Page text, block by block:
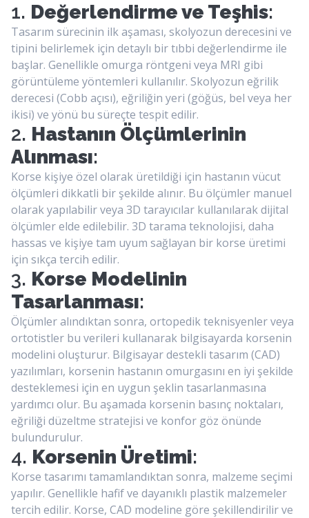
1. Değerlendirme ve Teşhis:
Tasarım sürecinin ilk aşaması, skolyozun derecesini ve
tipini belirlemek için detaylı bir tıbbi değerlendirme ile
başlar. Genellikle omurga röntgeni veya MRI gibi
görüntüleme yöntemleri kullanılır. Skolyozun eğrilik
derecesi (Cobb açısı), eğriliğin yeri (göğüs, bel veya her
ikisi) ve yönü bu süreçte tespit edilir.
2. Hastanın Ölçümlerinin
Alınması:
Korse kişiye özel olarak üretildiği için hastanın vücut
ölçümleri dikkatli bir şekilde alınır. Bu ölçümler manuel
olarak yapılabilir veya 3D tarayıcılar kullanılarak dijital
ölçümler elde edilebilir. 3D tarama teknolojisi, daha
hassas ve kişiye tam uyum sağlayan bir korse üretimi
için sıkça tercih edilir.
3. Korse Modelinin
Tasarlanması:
Ölçümler alındıktan sonra, ortopedik teknisyenler veya
ortotistler bu verileri kullanarak bilgisayarda korsenin
modelini oluşturur. Bilgisayar destekli tasarım (CAD)
yazılımları, korsenin hastanın omurgasını en iyi şekilde
desteklemesi için en uygun şeklin tasarlanmasına
yardımcı olur. Bu aşamada korsenin basınç noktaları,
eğriliği düzeltme stratejisi ve konfor göz önünde
bulundurulur.
4. Korsenin Üretimi:
Korse tasarımı tamamlandıktan sonra, malzeme seçimi
yapılır. Genellikle hafif ve dayanıklı plastik malzemeler
tercih edilir. Korse, CAD modeline göre şekillendirilir ve